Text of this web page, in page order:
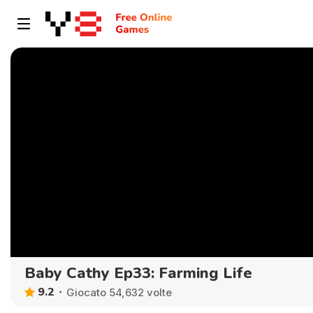
Baby Cathy Ep33: Farming Life
9.2 Giocato 54,632 volte